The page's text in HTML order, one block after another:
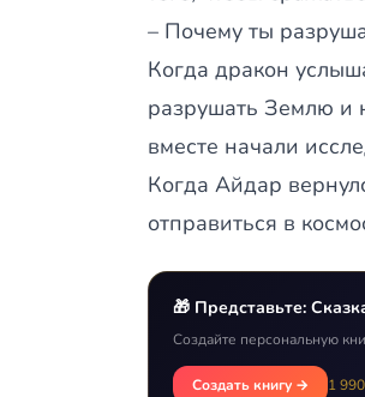
– Почему ты
Когда дракон
разрушать Землю и
вместе начали
Когда Айдар
отправиться в
🎁 Представьте:
Создайте персональную
Создать книгу → 1